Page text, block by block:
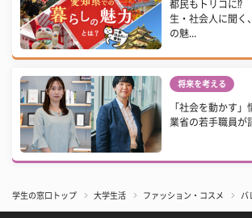
都民もトリコに⁉
生・社会人に聞く
の魅...
将来を考える
「社会を動かす
業省の若手職員が
学生の窓口トップ 大学生活 ファッション・コスメ バ